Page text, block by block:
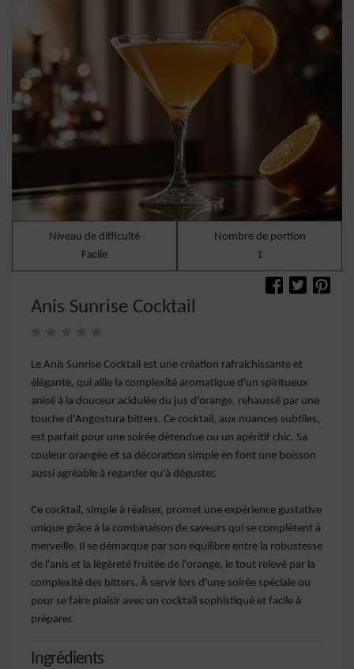
Niveau de difficulté
Facile
Nombre de portion
1
Anis Sunrise Cocktail
Le Anis Sunrise Cocktail est une création rafraîchissante et
élégante, qui allie la complexité aromatique d'un spiritueux
anisé à la douceur acidulée du jus d'orange, rehaussé par une
touche d'Angostura bitters. Ce cocktail, aux nuances subtiles,
est parfait pour une soirée détendue ou un apéritif chic. Sa
couleur orangée et sa décoration simple en font une boisson
aussi agréable à regarder qu'à déguster.
Ce cocktail, simple à réaliser, promet une expérience gustative
unique grâce à la combinaison de saveurs qui se complètent à
merveille. Il se démarque par son équilibre entre la robustesse
de l'anis et la légèreté fruitée de l'orange, le tout relevé par la
complexité des bitters. À servir lors d'une soirée spéciale ou
pour se faire plaisir avec un cocktail sophistiqué et facile à
préparer.
Ingrédients